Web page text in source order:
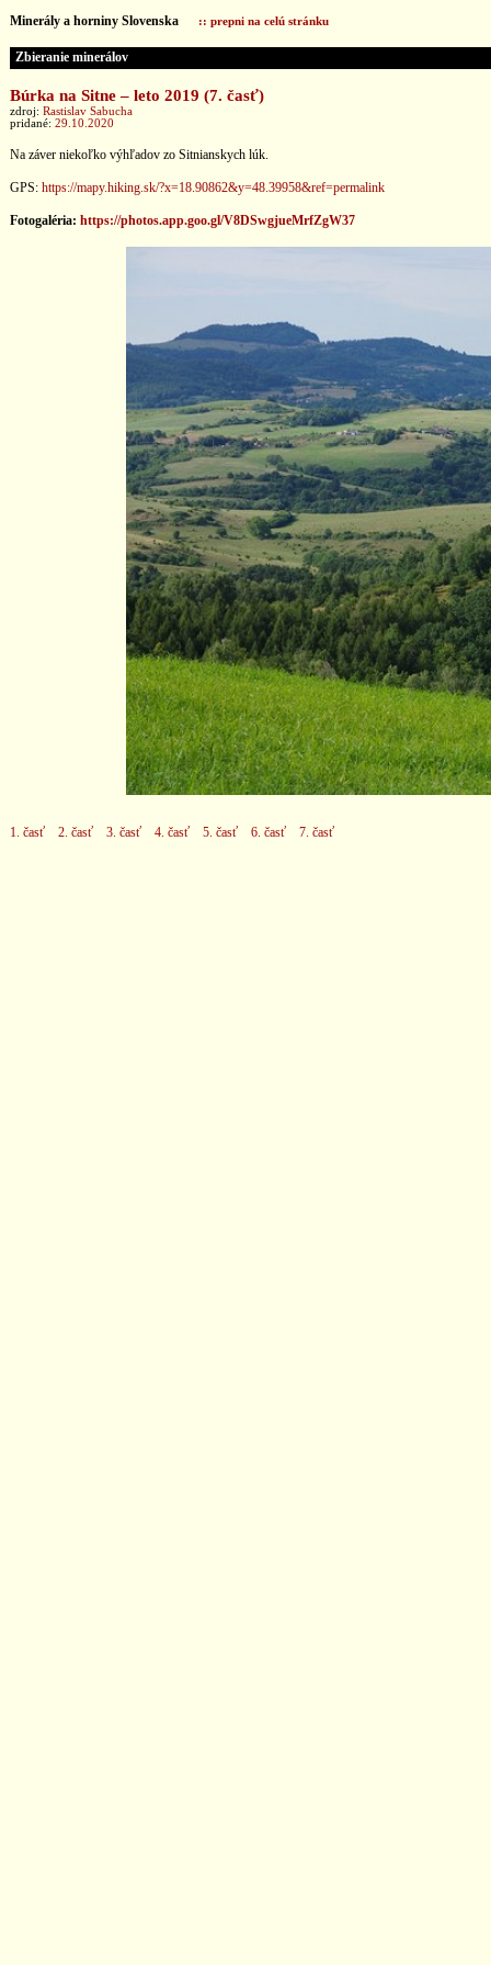
Minerály a horniny Slovenska :: prepni na celú stránku
Zbieranie minerálov
Búrka na Sitne – leto 2019 (7. časť)
zdroj: Rastislav Sabucha
pridané: 29.10.2020
Na záver niekoľko výhľadov zo Sitnianskych lúk.
GPS: https://mapy.hiking.sk/?x=18.90862&y=48.39958&ref=permalink
Fotogaléria: https://photos.app.goo.gl/V8DSwgjueMrfZgW37
1. časť 2. časť 3. časť 4. časť 5. časť 6. časť 7. časť